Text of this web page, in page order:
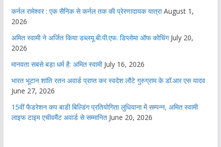
कर्नल रामेश्वर : एक सैनिक से कर्नल तक की प्रेरणादायक यात्रा August 1,
2026
अमित स्वामी ने अर्जित किया डब्लयू.बी.पी.एफ. डिप्लोमा ऑफ कोचिंग July 20,
2026
मानवता सबसे बड़ा धर्म है: अमित स्वामी July 16, 2026
भारत भूटान शांति रतन अवार्ड प्राप्त कर स्वदेश लौटे गुरुग्राम के डॉ.आर एस यादव
June 27, 2026
15वीं फैडरेशन कप बाडी बिल्डिंग प्रतियोगिता लुधियाना में सम्पन्न, अमित स्वामी
लाइफ टाइम एचीवमैंट अवार्ड से सम्मानित June 20, 2026